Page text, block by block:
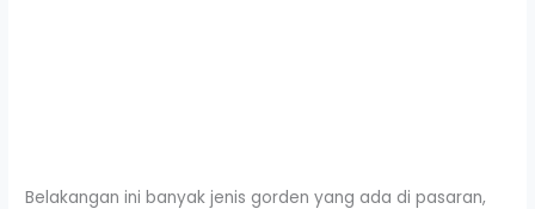
Belakangan ini banyak jenis gorden yang ada di pasaran,